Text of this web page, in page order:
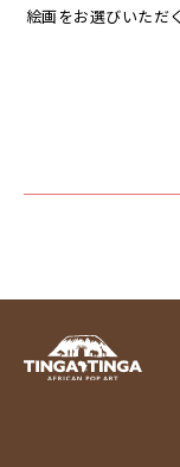
絵画をお選びいただ